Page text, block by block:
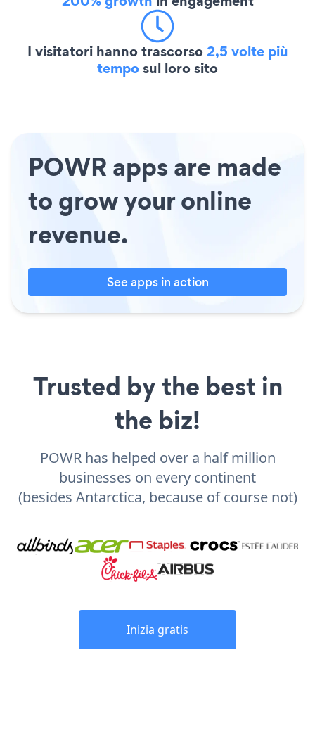
I visitatori hanno trascorso2,5 volte più
temposul loro sito
POWR apps are made
to grow your online
revenue.
See apps in action
Trusted by the best in
the biz!
POWR has helped over a half million
businesses on every continent
(besides Antarctica, because of course not)
Inizia gratis